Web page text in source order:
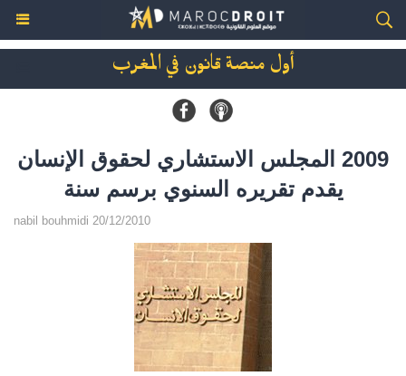
أول منصة قانون في المغرب
2009 المجلس الاستشاري لحقوق الإنسان
يقدم تقريره السنوي برسم سنة
nabil bouhmidi 20/12/2010